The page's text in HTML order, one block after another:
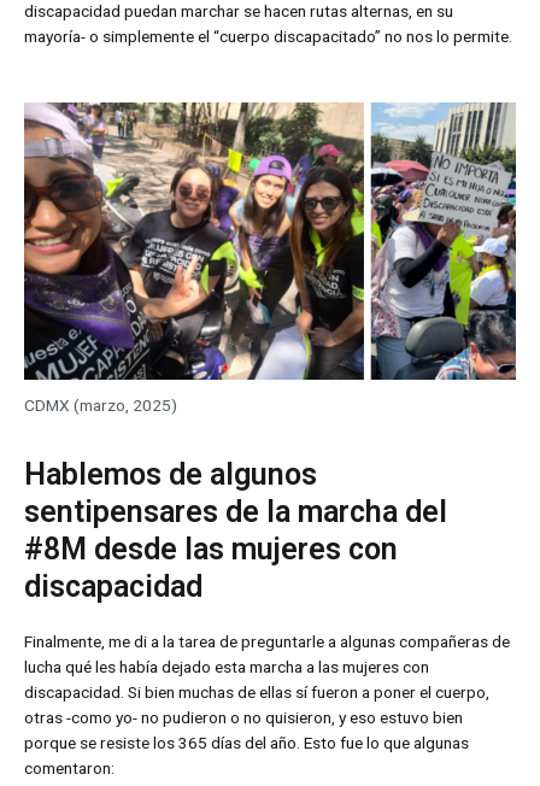
discapacidad puedan marchar se hacen rutas alternas, en su
mayoría- o simplemente el “cuerpo discapacitado” no nos lo permite.
CDMX (marzo, 2025)
Hablemos de algunos
sentipensares de la marcha del
#8M desde las mujeres con
discapacidad
Finalmente, me di a la tarea de preguntarle a algunas compañeras de
lucha qué les había dejado esta marcha a las mujeres con
discapacidad. Si bien muchas de ellas sí fueron a poner el cuerpo,
otras -como yo- no pudieron o no quisieron, y eso estuvo bien
porque se resiste los 365 días del año. Esto fue lo que algunas
comentaron: